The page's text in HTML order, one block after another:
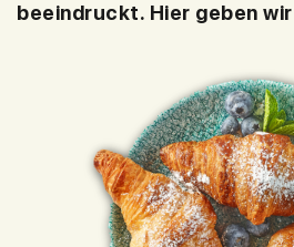
beeindruckt. Hier geben